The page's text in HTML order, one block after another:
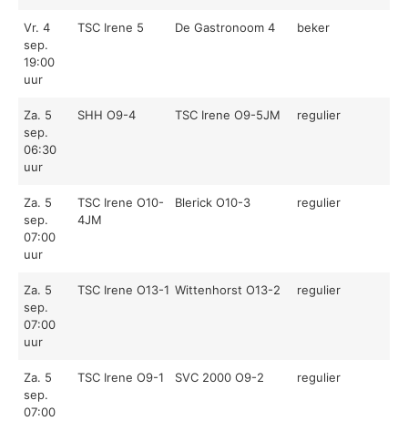
Vr. 4
sep.
19:00
uur
TSC Irene 5 De Gastronoom 4 beker
Za. 5
sep.
06:30
uur
SHH O9-4 TSC Irene O9-5JM regulier
Za. 5
sep.
07:00
uur
TSC Irene O10-
4JM
Blerick O10-3 regulier
Za. 5
sep.
07:00
uur
TSC Irene O13-1 Wittenhorst O13-2 regulier
Za. 5
sep.
07:00
TSC Irene O9-1 SVC 2000 O9-2 regulier